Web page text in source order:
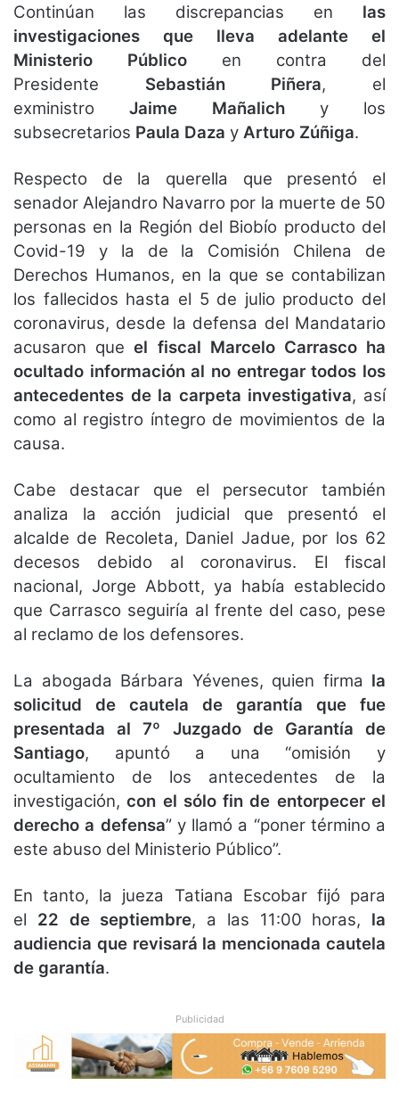
Continúan las discrepancias en las
investigaciones que lleva adelante el
Ministerio Público en contra del
Presidente Sebastián Piñera, el
exministro Jaime Mañalich y los
subsecretarios Paula Daza y Arturo Zúñiga.
Respecto de la querella que presentó el
senador Alejandro Navarro por la muerte de 50
personas en la Región del Biobío producto del
Covid-19 y la de la Comisión Chilena de
Derechos Humanos, en la que se contabilizan
los fallecidos hasta el 5 de julio producto del
coronavirus, desde la defensa del Mandatario
acusaron queel fiscal Marcelo Carrasco ha
ocultado información al no entregar todos los
antecedentes de la carpeta investigativa, así
como al registro íntegro de movimientos de la
causa.
Cabe destacar que el persecutor también
analiza la acción judicial que presentó el
alcalde de Recoleta, Daniel Jadue, por los 62
decesos debido al coronavirus. El fiscal
nacional, Jorge Abbott, ya había establecido
que Carrasco seguiría al frente del caso, pese
al reclamo de los defensores.
La abogada Bárbara Yévenes, quien firma la
solicitud de cautela de garantía que fue
presentada al 7º Juzgado de Garantía de
Santiago, apuntó a una “omisión y
ocultamiento de los antecedentes de la
investigación,con el sólo fin de entorpecer el
derecho a defensa” y llamó a “poner término a
este abuso del Ministerio Público”.
En tanto, la jueza Tatiana Escobar fijó para
el 22 de septiembre, a las 11:00 horas, la
audiencia que revisará la mencionada cautela
de garantía.
Publicidad